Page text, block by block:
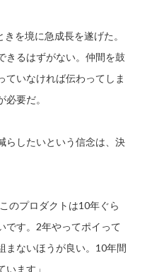
を境に急成長を遂げた。
きるはずがない。仲間を鼓
ていなければ伝わってしま
要だ。
らしたいという信念は、決
のプロダクトは10年ぐら
です。2年やってポイって
まないほうが良い。10年間
ます」